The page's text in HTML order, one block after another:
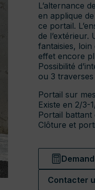
L’alternance
en applique
ce portail.
de
fantaisies,
effet encore
Possibilité
ou 3 traverses
Portail sur
Existe en 2/3-
Portail
Clôture et
Contacter